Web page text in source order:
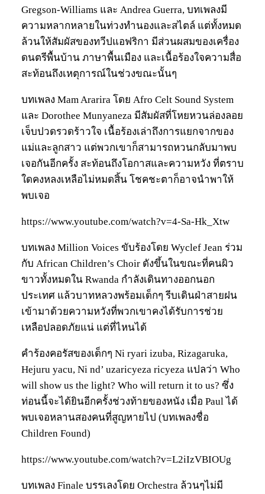
Gregson-Williams และ Andrea Guerra, บทเพลงมี
ความหลากหลายในท่วงทำนองและสไตล์ แต่ทั้งหมด
ล้วนให้สัมผัสของทวีปแอฟริกา มีส่วนผสมของเครื่อง
ดนตรีพื้นบ้าน ภาษาพื้นเมือง และเนื้อร้องใจความสื่อ
สะท้อนถึงเหตุการณ์ในช่วงขณะนั้นๆ
บทเพลง Mam Ararira โดย Afro Celt Sound System
และ Dorothee Munyaneza มีสัมผัสที่โหยหวนล่องลอย
เจ็บปวดรวดร้าวใจ เนื้อร้องเล่าถึงการแยกจากของ
แม่และลูกสาว แต่พวกเขาก็สามารถหวนกลับมาพบ
เจอกันอีกครั้ง สะท้อนถึงโอกาสและความหวัง ที่ตราบ
ใดคงหลงเหลือไม่หมดสิ้น โชคชะตาก็อาจนำพาให้
พบเจอ
https://www.youtube.com/watch?v=4-Sa-Hk_Xtw
บทเพลง Million Voices ขับร้องโดย Wyclef Jean ร่วม
กับ African Children’s Choir ดังขึ้นในขณะที่คนผิว
ขาวทั้งหมดใน Rwanda กำลังเดินทางออกนอก
ประเทศ แล้วบาทหลวงพร้อมเด็กๆ รีบเดินฝ่าสายฝน
เข้ามาด้วยความหวังที่พวกเขาคงได้รับการช่วย
เหลือปลอดภัยแน่ แต่ที่ไหนได้
คำร้องคอรัสของเด็กๆ Ni ryari izuba, Rizagaruka,
Hejuru yacu, Ni nd’ uzaricyeza ricyeza แปลว่า Who
will show us the light? Who will return it to us? ซึ่ง
ท่อนนี้จะได้ยินอีกครั้งช่วงท้ายของหนัง เมื่อ Paul ได้
พบเจอหลานสองคนที่สูญหายไป (บทเพลงชื่อ
Children Found)
https://www.youtube.com/watch?v=L2iIzVBIOUg
บทเพลง Finale บรรเลงโดย Orchestra ล้วนๆไม่มี